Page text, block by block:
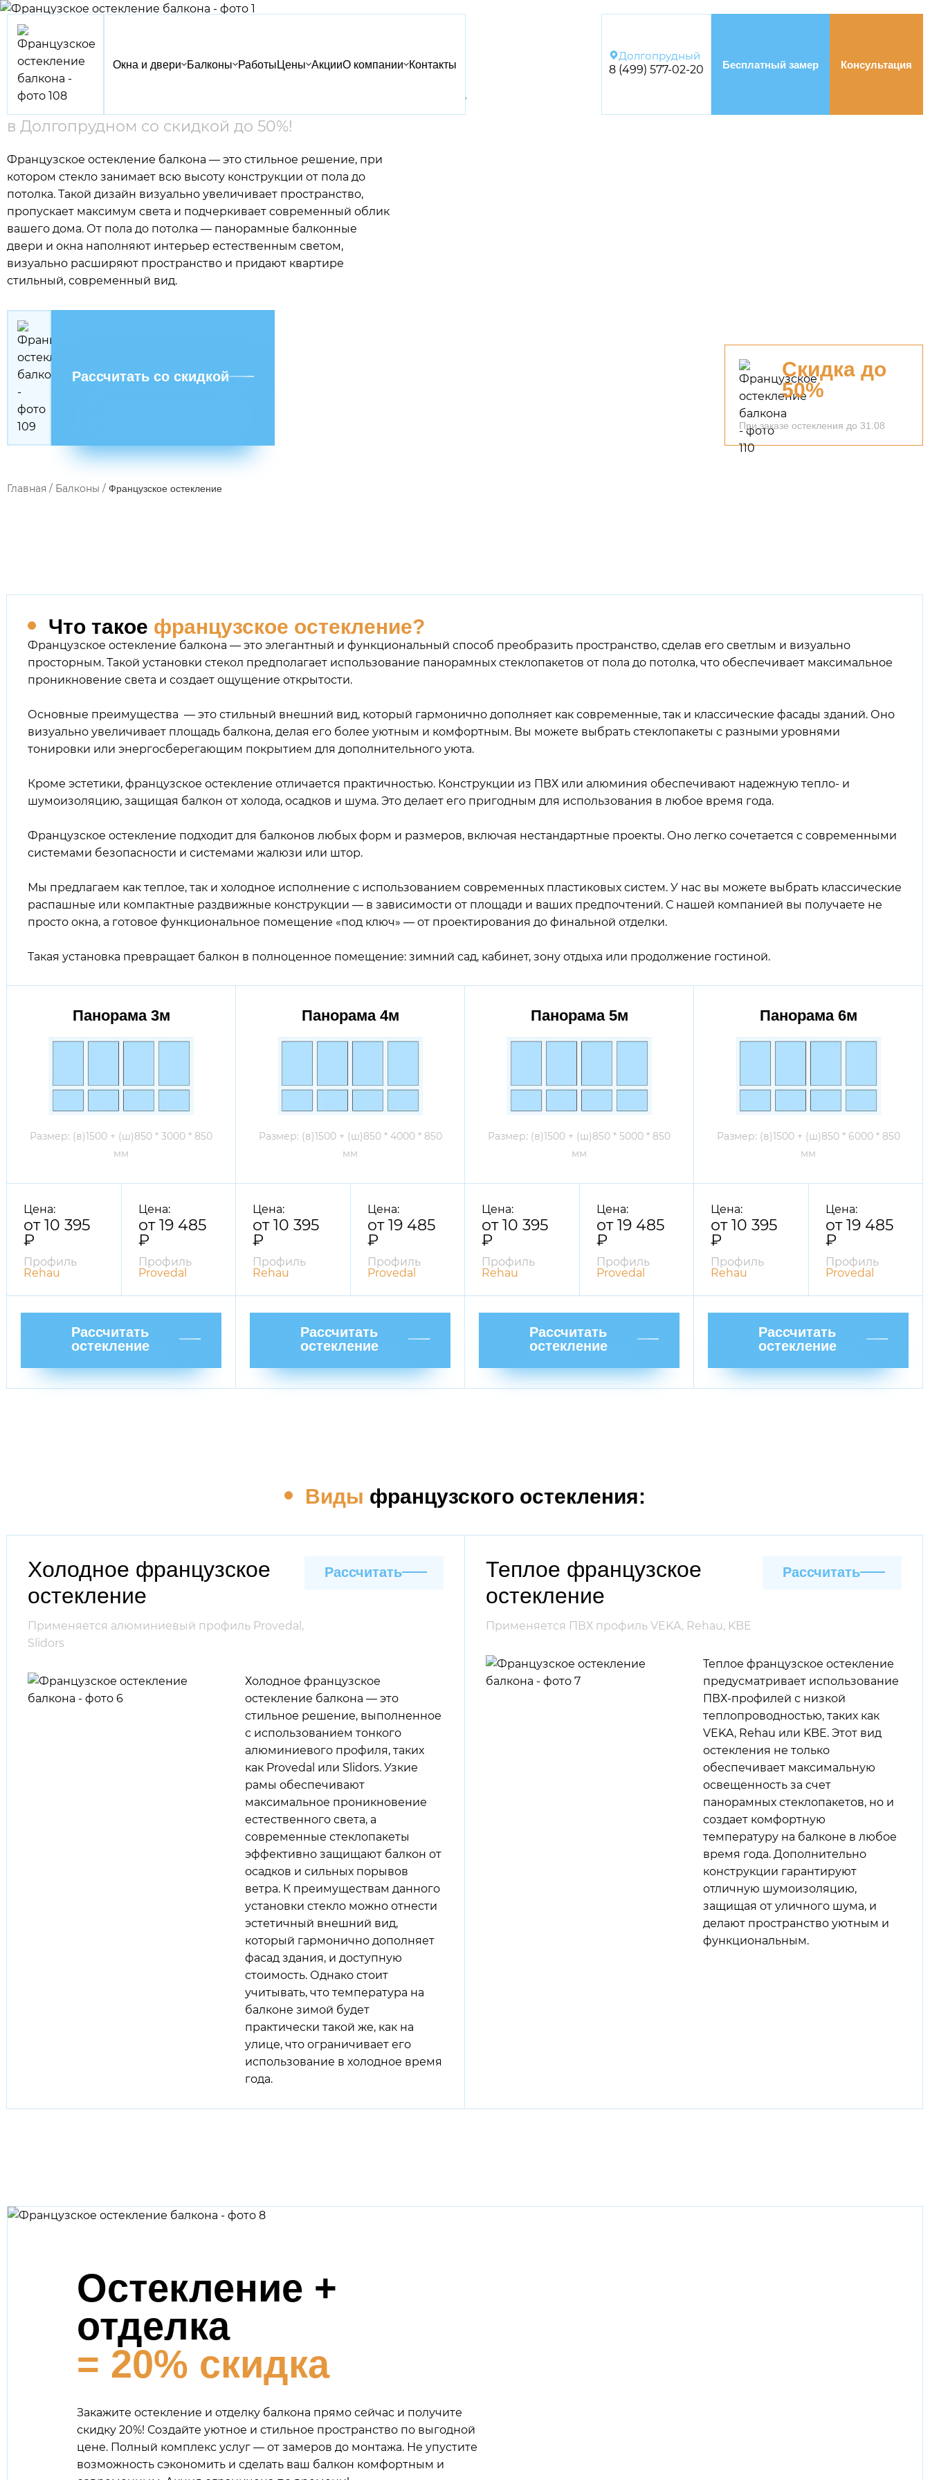
Окна и двери Балконы Работы Цены АкцииО компании Контакты
Долгопрудный
8 (499) 577-02-20
Бесплатный замер Консультация
Французское
в Долгопрудном со скидкой до 50%!
Французское остекление балкона — это стильное решение, при
котором стекло занимает всю высоту конструкции от пола до
потолка. Такой дизайн визуально увеличивает пространство,
пропускает максимум света и подчеркивает современный облик
вашего дома. От пола до потолка — панорамные балконные
двери и окна наполняют интерьер естественным светом,
визуально расширяют пространство и придают квартире
стильный, современный вид.
Рассчитать со скидкой
Скидка до
50%
При заказе остекления до 31.08
Главная / Балконы / Французское остекление
Что такое французское остекление?
Французское остекление балкона — это элегантный и функциональный способ преобразить пространство, сделав его светлым и визуально
просторным. Такой установки стекол предполагает использование панорамных стеклопакетов от пола до потолка, что обеспечивает максимальное
проникновение света и создает ощущение открытости.
Основные преимущества — это стильный внешний вид, который гармонично дополняет как современные, так и классические фасады зданий. Оно
визуально увеличивает площадь балкона, делая его более уютным и комфортным. Вы можете выбрать стеклопакеты с разными уровнями
тонировки или энергосберегающим покрытием для дополнительного уюта.
Кроме эстетики, французское остекление отличается практичностью. Конструкции из ПВХ или алюминия обеспечивают надежную тепло- и
шумоизоляцию, защищая балкон от холода, осадков и шума. Это делает его пригодным для использования в любое время года.
Французское остекление подходит для балконов любых форм и размеров, включая нестандартные проекты. Оно легко сочетается с современными
системами безопасности и системами жалюзи или штор.
Мы предлагаем как теплое, так и холодное исполнение с использованием современных пластиковых систем. У нас вы можете выбрать классические
распашные или компактные раздвижные конструкции — в зависимости от площади и ваших предпочтений. С нашей компанией вы получаете не
просто окна, а готовое функциональное помещение «под ключ» — от проектирования до финальной отделки.
Такая установка превращает балкон в полноценное помещение: зимний сад, кабинет, зону отдыха или продолжение гостиной.
Панорама 3м
Размер: (в)1500 + (ш)850 * 3000 * 850
мм
Цена:
от 10 395
₽
Профиль
Rehau
Цена:
от 19 485
₽
Профиль
Provedal
Рассчитать
остекление
Панорама 4м
Размер: (в)1500 + (ш)850 * 4000 * 850
мм
Цена:
от 10 395
₽
Профиль
Rehau
Цена:
от 19 485
₽
Профиль
Provedal
Рассчитать
остекление
Панорама 5м
Размер: (в)1500 + (ш)850 * 5000 * 850
мм
Цена:
от 10 395
₽
Профиль
Rehau
Цена:
от 19 485
₽
Профиль
Provedal
Рассчитать
остекление
Панорама 6м
Размер: (в)1500 + (ш)850 * 6000 * 850
мм
Цена:
от 10 395
₽
Профиль
Rehau
Цена:
от 19 485
₽
Профиль
Provedal
Рассчитать
остекление
Виды французского остекления:
Холодное французское
остекление
Применяется алюминиевый профиль Provedal,
Slidors
Рассчитать
Холодное французское
остекление балкона — это
стильное решение, выполненное
с использованием тонкого
алюминиевого профиля, таких
как Provedal или Slidors. Узкие
рамы обеспечивают
максимальное проникновение
естественного света, а
современные стеклопакеты
эффективно защищают балкон от
осадков и сильных порывов
ветра. К преимуществам данного
установки стекло можно отнести
эстетичный внешний вид,
который гармонично дополняет
фасад здания, и доступную
стоимость. Однако стоит
учитывать, что температура на
балконе зимой будет
практически такой же, как на
улице, что ограничивает его
использование в холодное время
года.
Теплое французское
остекление
Применяется ПВХ профиль VEKA, Rehau, KBE
Рассчитать
Теплое французское остекление
предусматривает использование
ПВХ-профилей с низкой
теплопроводностью, таких как
VEKA, Rehau или KBE. Этот вид
остекления не только
обеспечивает максимальную
освещенность за счет
панорамных стеклопакетов, но и
создает комфортную
температуру на балконе в любое
время года. Дополнительно
конструкции гарантируют
отличную шумоизоляцию,
защищая от уличного шума, и
делают пространство уютным и
функциональным.
Остекление +
отделка
= 20% скидка
Закажите остекление и отделку балкона прямо сейчас и получите
скидку 20%! Создайте уютное и стильное пространство по выгодной
цене. Полный комплекс услуг — от замеров до монтажа. Не упустите
возможность сэкономить и сделать ваш балкон комфортным и